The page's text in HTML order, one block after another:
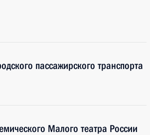
пассажирского транспорта
Малого театра России